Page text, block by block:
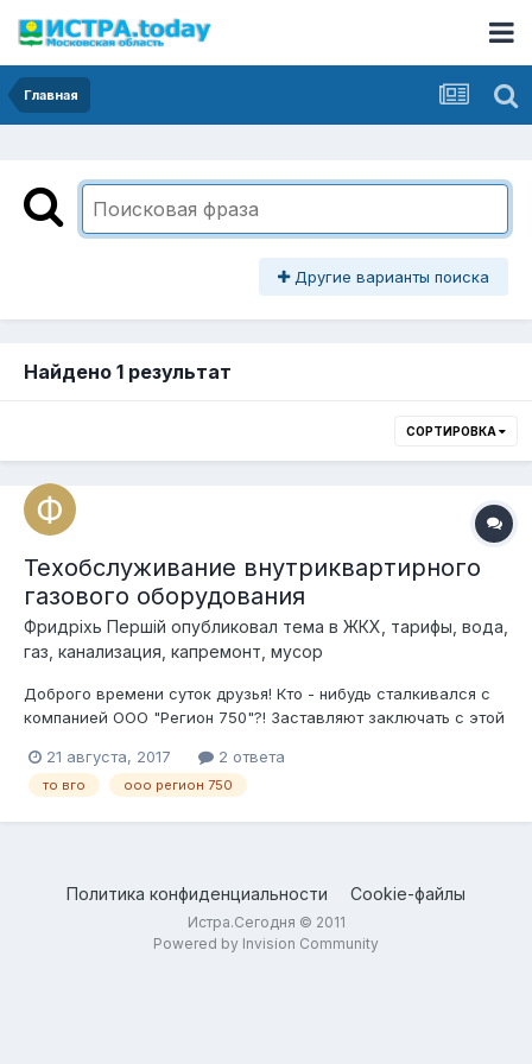
Главная
Другие варианты поиска
Найдено 1 результат
СОРТИРОВКА
Техобслуживание внутриквартирного
газового оборудования
Фридрixь Першiй опубликовал тема в ЖКХ, тарифы, вода,
газ, канализация, капремонт, мусор
Доброго времени суток друзья! Кто - нибудь сталкивался с
компанией ООО "Регион 750"?! Заставляют заключать с этой
внутриквартирного газового оборудования (сокращенно ТО
ВГО). Причём, договор составляют задним числом.
21 августа, 2017 2 ответа
то вго ооо регион 750
Политика конфиденциальности Cookie-файлы
Истра.Сегодня © 2011
Powered by Invision Community